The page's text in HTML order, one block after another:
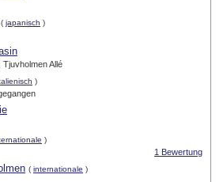
( japanisch )
Allé
)
)
1 Bewertung
( internationale )